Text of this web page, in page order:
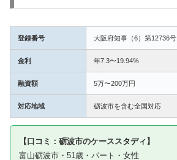
登録番号 大阪府知事（6）第12736号
金利 年7.3〜19.94%
融資額 5万〜200万円
対応地域 砺波市を含む全国対応
【口コミ：砺波市のケーススタディ】
富山砺波市・51歳・パート・女性